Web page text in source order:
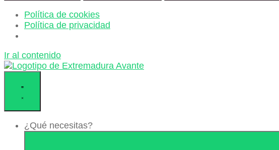
Política de cookies
Política de privacidad
Ir al contenido
¿Qué necesitas?